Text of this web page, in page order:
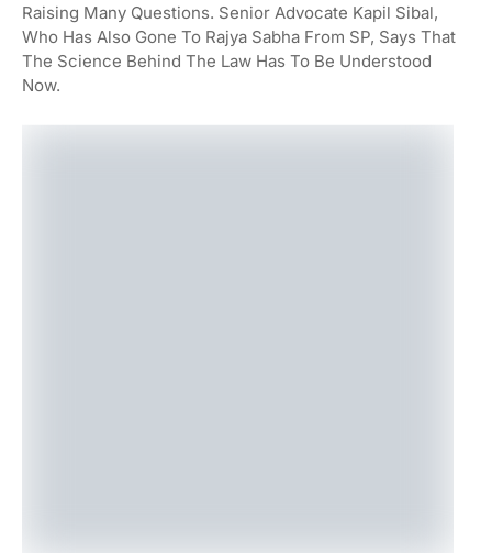
Raising Many Questions. Senior Advocate Kapil Sibal,
Who Has Also Gone To Rajya Sabha From SP, Says That
The Science Behind The Law Has To Be Understood
Now.